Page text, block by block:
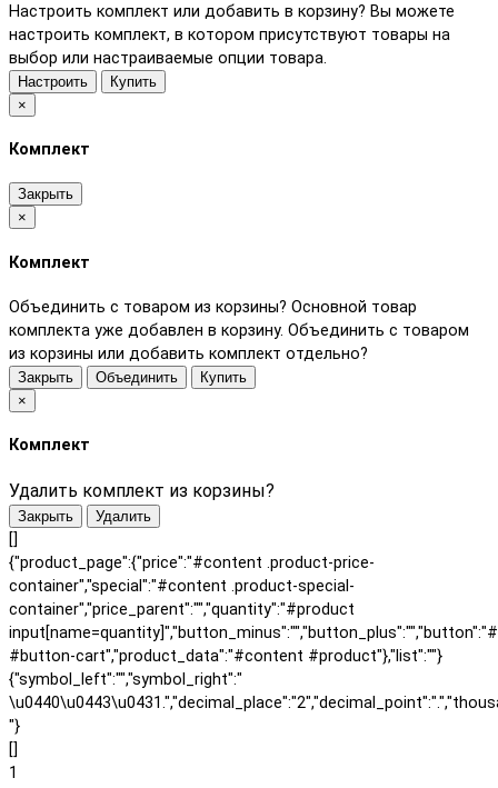
Настроить комплект или добавить в корзину? Вы можете
настроить комплект, в котором присутствуют товары на
выбор или настраиваемые опции товара.
Настроить
Купить
×
Комплект
Закрыть
×
Комплект
Объединить с товаром из корзины? Основной товар
комплекта уже добавлен в корзину. Объединить с товаром
из корзины или добавить комплект отдельно?
Закрыть Объединить
Купить
×
Комплект
Удалить комплект из корзины?
Закрыть Удалить
[]
{"product_page":{"price":"#content .product-price-
container","special":"#content .product-special-
container","price_parent":"","quantity":"#product
#button-cart","product_data":"#content #product"},"list":""}
{"symbol_left":"","symbol_right":"
"}
[]
1